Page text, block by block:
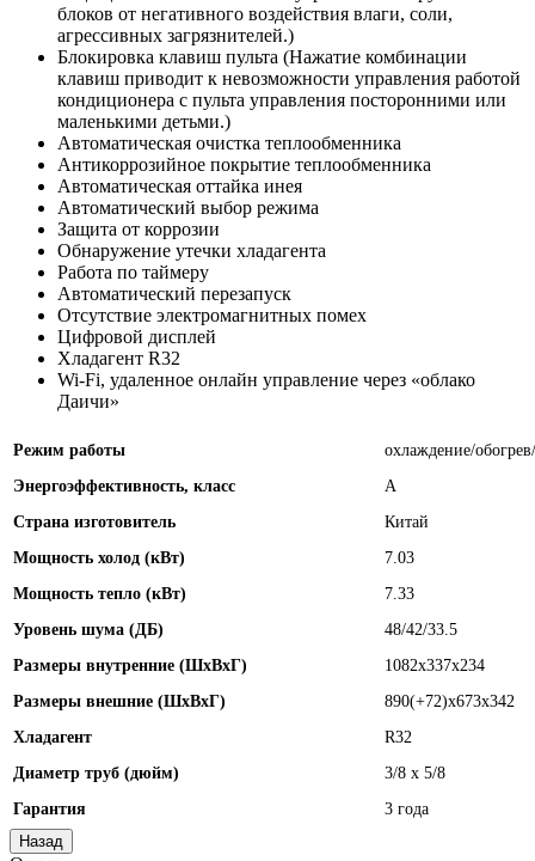
блоков от негативного воздействия влаги, соли,
агрессивных загрязнителей.)
Блокировка клавиш пульта (Нажатие комбинации
клавиш приводит к невозможности управления работой
кондиционера с пульта управления посторонними или
маленькими детьми.)
Автоматическая очистка теплообменника
Антикоррозийное покрытие теплообменника
Автоматическая оттайка инея
Автоматический выбор режима
Защита от коррозии
Обнаружение утечки хладагента
Работа по таймеру
Автоматический перезапуск
Отсутствие электромагнитных помех
Цифровой дисплей
Хладагент R32
Wi-Fi, удаленное онлайн управление через «облако
Даичи»
Режим работы
охлаждение/
Энергоэффективность, класс
A
Страна изготовитель
Китай
Мощность холод (кВт)
7.03
Мощность тепло (кВт)
7.33
Уровень шума (ДБ)
48/42/33.5
Размеры внутренние (ШхВхГ)
1082x337x234
Размеры внешние (ШхВхГ)
890(+72)x673x342
Хладагент
R32
Диаметр труб (дюйм)
3/8 x 5/8
Гарантия
3 года